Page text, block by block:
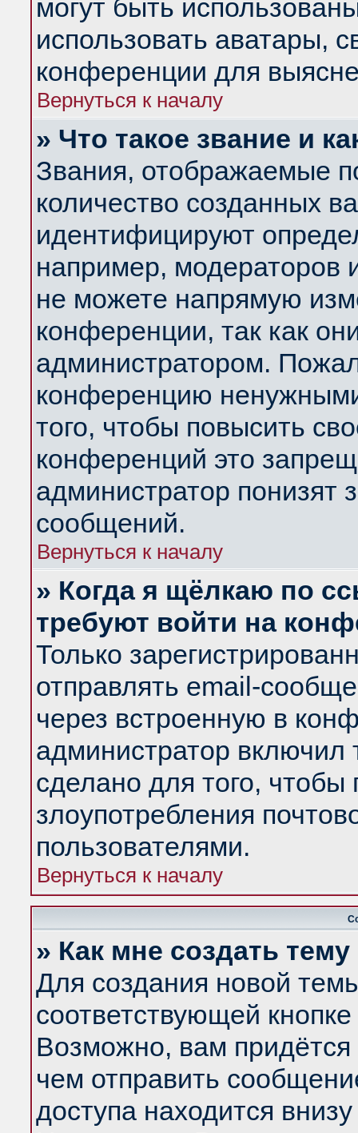
могут быть
использовать аватары,
конференции для
Вернуться к началу
» Что такое звание и
Звания, отображаемые
количество созданных
идентифицируют
например, модераторов
не можете напрямую
конференции, так как
администратором.
конференцию
того, чтобы повысить
конференций это
администратор понизят
сообщений.
Вернуться к началу
» Когда я щёлкаю по
требуют войти на
Только
отправлять email-
через встроенную в
администратор
сделано для того, чтобы
злоупотребления
пользователями.
Вернуться к началу
» Как мне создать
Для создания новой
соответствующей
Возможно, вам придётся
чем отправить
доступа находится